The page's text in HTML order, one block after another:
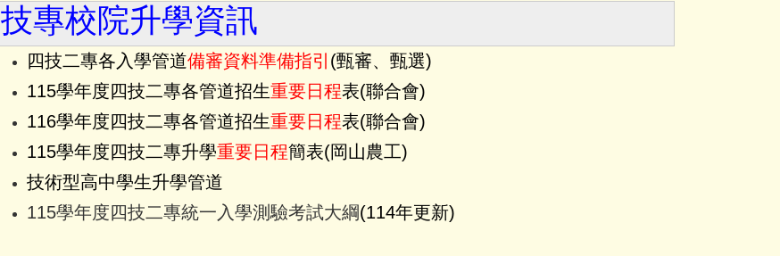
技專校院升學資訊
四技二專各入學管道備審資料準備指引 (甄審、甄選)
115學年度四技二專各管道招生重要日程表(聯合會)
116學年度四技二專各管道招生重要日程表(聯合會)
115學年度四技二專升學重要日程簡表(岡山農工)
技術型高中學生升學管道
115學年度四技二專統一入學測驗考試大綱(114年更新)